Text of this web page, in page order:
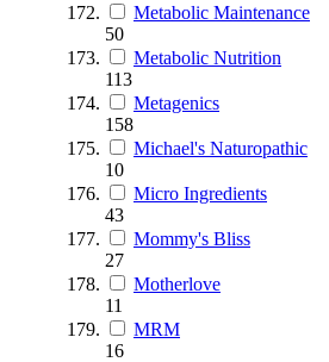
Metabolic Maintenance
50
Metabolic Nutrition
113
Metagenics
158
Michael's Naturopathic
10
Micro Ingredients
43
Mommy's Bliss
27
Motherlove
11
MRM
16